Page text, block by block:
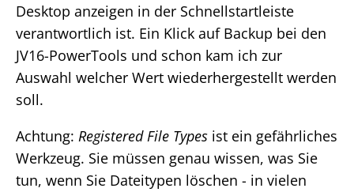
Desktop anzeigen in der Schnellstartleiste
verantwortlich ist. Ein Klick auf Backup bei den
JV16-PowerTools und schon kam ich zur
Auswahl welcher Wert wiederhergestellt werden
soll.
Achtung: Registered File Types ist ein gefährliches
Werkzeug. Sie müssen genau wissen, was Sie
tun, wenn Sie Dateitypen löschen - in vielen